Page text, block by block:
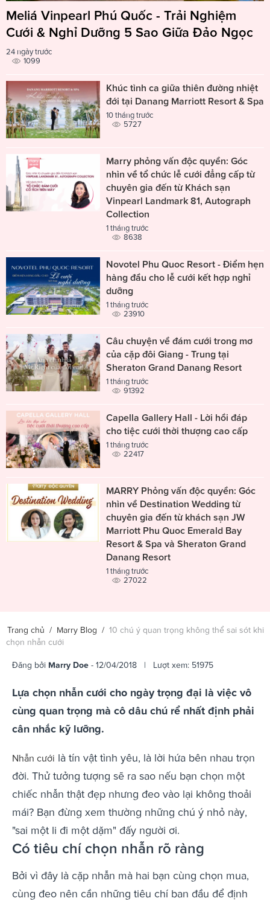
Meliá Vinpearl Phú Quốc - Trải Nghiệm
Cưới & Nghỉ Dưỡng 5 Sao Giữa Đảo Ngọc
24 ngày trước
1099
Khúc tình ca giữa thiên đường nhiệt
đới tại Danang Marriott Resort & Spa
10 tháng trước
5727
Marry phỏng vấn độc quyền: Góc
nhìn về tổ chức lễ cưới đẳng cấp từ
chuyên gia đến từ Khách sạn
Vinpearl Landmark 81, Autograph
Collection
1 tháng trước
8638
Novotel Phu Quoc Resort - Điểm hẹn
hàng đầu cho lễ cưới kết hợp nghỉ
dưỡng
1 tháng trước
23910
Câu chuyện về đám cưới trong mơ
của cặp đôi Giang - Trung tại
Sheraton Grand Danang Resort
1 tháng trước
91392
Capella Gallery Hall - Lời hồi đáp
cho tiệc cưới thời thượng cao cấp
1 tháng trước
22417
MARRY Phỏng vấn độc quyền: Góc
nhìn về Destination Wedding từ
chuyên gia đến từ khách sạn JW
Marriott Phu Quoc Emerald Bay
Resort & Spa và Sheraton Grand
Danang Resort
1 tháng trước
27022
Trang chủ / Marry Blog / 10 chú ý quan trọng không thể sai sót khi
chọn nhẫn cưới
Đăng bởi Marry Doe - 12/04/2018 | Lượt xem: 51975
Lựa chọn nhẫn cưới cho ngày trọng đại là việc vô
cùng quan trọng mà cô dâu chú rể nhất định phải
cân nhắc kỹ lưỡng.
Nhẫn cưới là tín vật tình yêu, là lời hứa bên nhau trọn
đời. Thử tưởng tượng sẽ ra sao nếu bạn chọn một
chiếc nhẫn thật đẹp nhưng đeo vào lại không thoải
mái? Bạn đừng xem thường những chú ý nhỏ này,
"sai một li đi một dặm" đấy người ơi.
Có tiêu chí chọn nhẫn rõ ràng
Bởi vì đây là cặp nhẫn mà hai bạn cùng chọn mua,
cùng đeo nên cần những tiêu chí ban đầu để định